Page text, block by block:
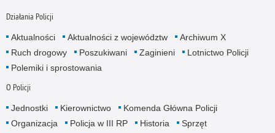
Działania Policji
Aktualności Aktualności z województw
Archiwum X
Ruch drogowy
Poszukiwani Zaginieni
Lotnictwo Policji
Polemiki i sprostowania
O Policji
Jednostki Kierownictwo
Komenda Główna Policji
Organizacja
Policja w III RP Historia
Sprzęt